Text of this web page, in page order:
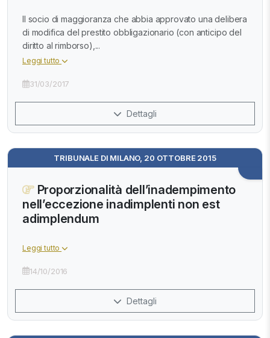
Il socio di maggioranza che abbia approvato una delibera
di modifica del prestito obbligazionario (con anticipo del
diritto al rimborso),...
Leggi tutto
31/03/2017
Dettagli
TRIBUNALE DI MILANO, 20 OTTOBRE 2015
Proporzionalità dell’inadempimento
nell’eccezione inadimplenti non est
adimplendum
Leggi tutto
14/10/2016
Dettagli